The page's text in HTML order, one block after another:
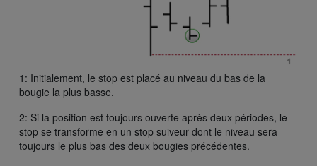
1: Initialement, le stop est placé au niveau du bas de la
bougie la plus basse.
2: Si la position est toujours ouverte après deux périodes, le
stop se transforme en un stop suiveur dont le niveau sera
toujours le plus bas des deux bougies précédentes.